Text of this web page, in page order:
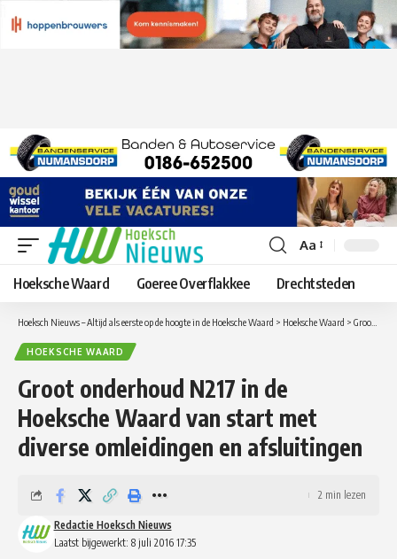
Lettergrootte
aanpassen
Aa
Hoeksche Waard Goeree Overflakkee Drechtsteden
Hoeksch Nieuws – Altijd als eerste op de hoogte in de Hoeksche Waard > Hoeksche Waard > Groot onderhoud N217 in de Hoeksche Waard van start met diverse omleidingen en afsluitingen
HOEKSCHE WAARD
Groot onderhoud N217 in de
Hoeksche Waard van start met
diverse omleidingen en afsluitingen
Laatst bijgewerkt: 8 juli 2016 17:35
Redactie Hoeksch Nieuws
2 min lezen